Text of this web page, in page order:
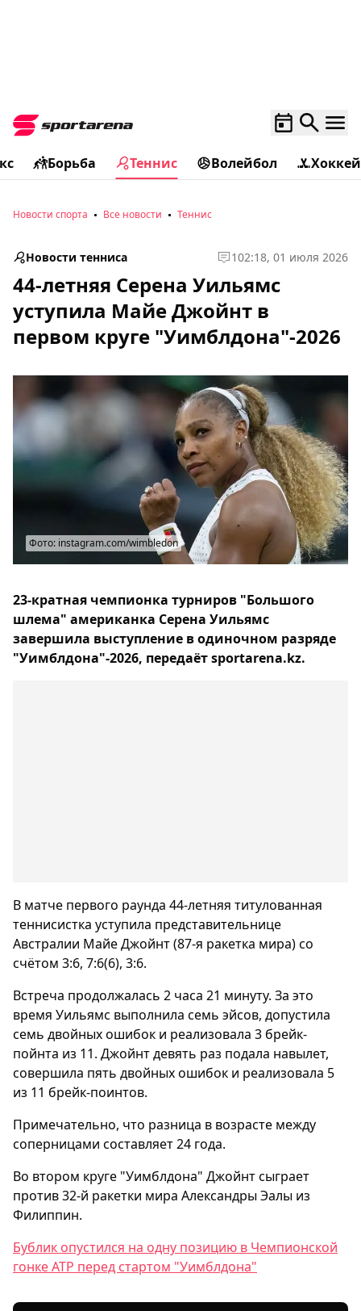
Борьба Теннис Волейбол Хоккей
Новости спорта Все новости Теннис
Новости тенниса 102:18, 01 июля 2026
44-летняя Серена Уильямс
уступила Майе Джойнт в
первом круге "Уимблдона"-2026
Фото: instagram.com/wimbledon
23-кратная чемпионка турниров "Большого
шлема" американка Серена Уильямс
завершила выступление в одиночном разряде
"Уимблдона"-2026, передаёт sportarena.kz.
В матче первого раунда 44-летняя титулованная
теннисистка уступила представительнице
Австралии Майе Джойнт (87-я ракетка мира) со
счётом 3:6, 7:6(6), 3:6.
Встреча продолжалась 2 часа 21 минуту. За это
время Уильямс выполнила семь эйсов, допустила
семь двойных ошибок и реализовала 3 брейк-
пойнта из 11. Джойнт девять раз подала навылет,
совершила пять двойных ошибок и реализовала 5
из 11 брейк-поинтов.
Примечательно, что разница в возрасте между
соперницами составляет 24 года.
Во втором круге "Уимблдона" Джойнт сыграет
против 32-й ракетки мира Александры Эалы из
Филиппин.
Бублик опустился на одну позицию в Чемпионской
гонке ATP перед стартом "Уимблдона"